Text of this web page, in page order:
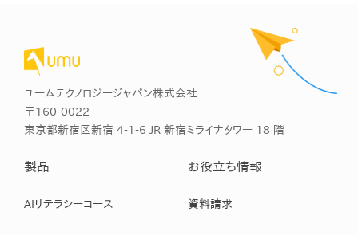
ユームテクノロジージャパン株式会社
〒160-0022
東京都新宿区新宿 4-1-6 JR 新宿ミライナタワー 18 階
製品
AIリテラシーコース
お役立ち情報
資料請求